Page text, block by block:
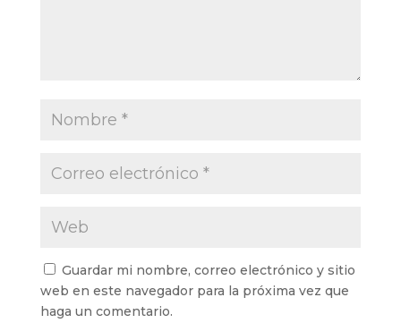
Guardar mi nombre, correo electrónico y sitio
web en este navegador para la próxima vez que
haga un comentario.